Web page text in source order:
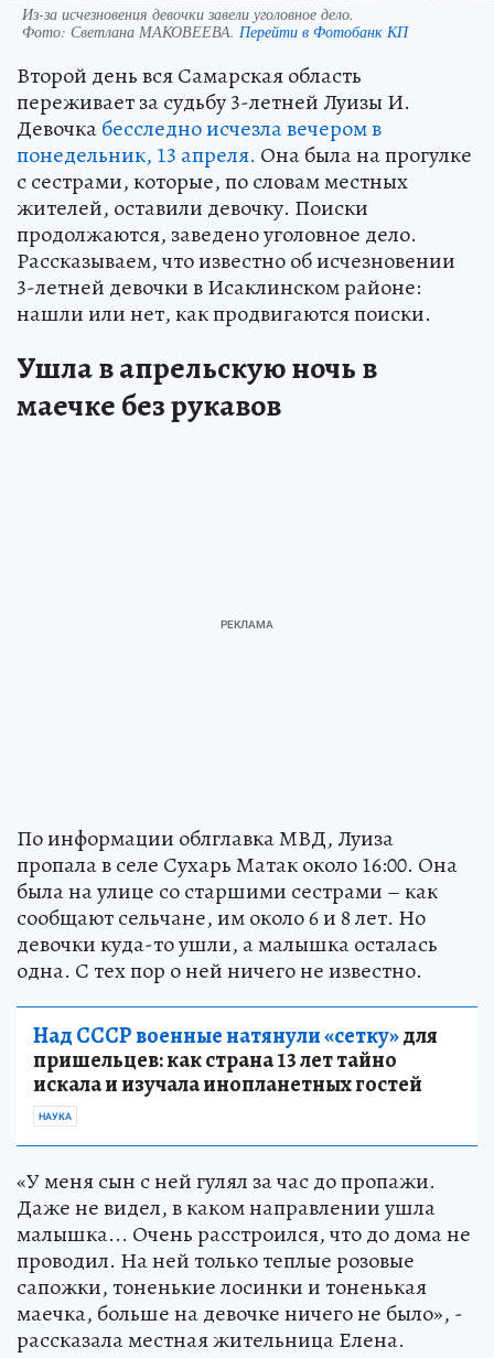
Из-за исчезновения девочки завели уголовное дело.
Фото: Светлана МАКОВЕЕВА. Перейти в Фотобанк КП
Второй день вся Самарская область
переживает за судьбу 3-летней Луизы И.
Девочкабесследно исчезла вечером в
понедельник, 13 апреля. Она была на прогулке
с сестрами, которые, по словам местных
жителей, оставили девочку. Поиски
продолжаются, заведено уголовное дело.
Рассказываем, что известно об исчезновении
3-летней девочки в Исаклинском районе:
нашли или нет, как продвигаются поиски.
Ушла в апрельскую ночь в
маечке без рукавов
По информации облглавка МВД, Луиза
пропала в селе Сухарь Матак около 16:00. Она
была на улице со старшими сестрами – как
сообщают сельчане, им около 6 и 8 лет. Но
девочки куда-то ушли, а малышка осталась
одна. С тех пор о ней ничего не известно.
Над СССР военные натянули «сетку»для
пришельцев: как страна 13 лет тайно
искала и изучала инопланетных гостей
НАУКА
«У меня сын с ней гулял за час до пропажи.
Даже не видел, в каком направлении ушла
малышка... Очень расстроился, что до дома не
проводил. На ней только теплые розовые
сапожки, тоненькие лосинки и тоненькая
маечка, больше на девочке ничего не было», -
рассказала местная жительница Елена.